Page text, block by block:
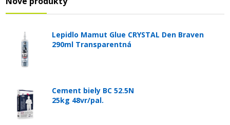
Lepidlo Mamut Glue CRYSTAL Den Braven
290ml Transparentná
Cement biely BC 52.5N
25kg 48vr/pal.